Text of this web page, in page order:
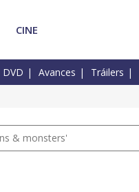
CINE
DVD Avances Tráilers
& monsters'